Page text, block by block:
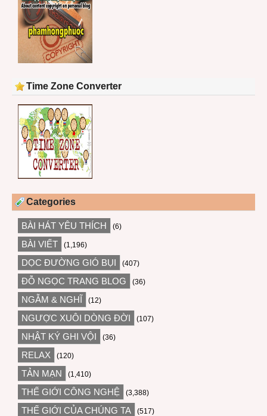
Time Zone Converter
Categories
BÀI HÁT YÊU THÍCH (6)
BÀI VIẾT (1,196)
DỌC ĐƯỜNG GIÓ BỤI (407)
ĐỖ NGỌC TRANG BLOG (36)
NGẪM & NGHĨ (12)
NGƯỢC XUÔI DÒNG ĐỜI (107)
NHẬT KÝ GHI VỘI (36)
RELAX (120)
TẢN MẠN (1,410)
THẾ GIỚI CÔNG NGHỆ (3,388)
THẾ GIỚI CỦA CHÚNG TA (517)